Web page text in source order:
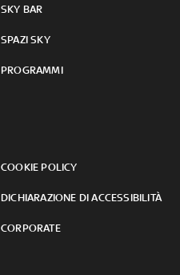
SKY BAR
SPAZI SKY
PROGRAMMI
COOKIE POLICY
DICHIARAZIONE DI ACCESSIBILITÀ
CORPORATE